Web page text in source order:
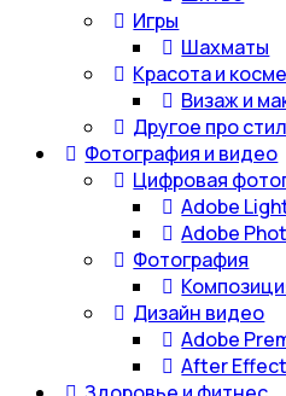
Игры
Шахматы
Красота и
Визаж и
Другое про
Фотография и видео
Цифровая
Adobe
Adobe
Фотография
Дизайн видео
Adobe
After